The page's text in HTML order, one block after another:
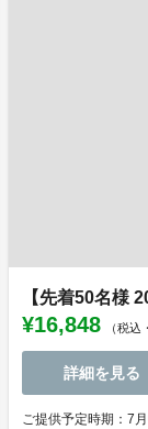
【先着50名様
¥16,848 （税込
詳細を見る
ご提供予定時期：7